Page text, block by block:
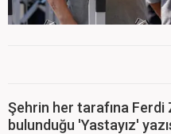
Şehrin her tarafına
bulunduğu 'Yastayız'